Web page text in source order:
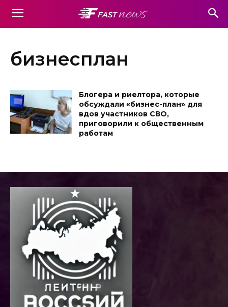
бизнесплан
Блогера и риелтора, которые
обсуждали «бизнес-план» для
вдов участников СВО,
приговорили к общественным
работам